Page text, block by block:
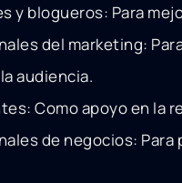
y blogueros: Para
del marketing:
audiencia.
Como apoyo en la
de negocios: